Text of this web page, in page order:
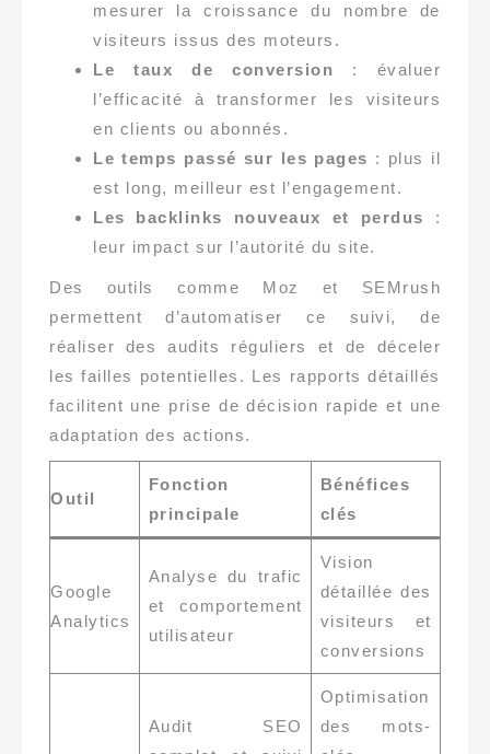
mesurer la croissance du nombre de
visiteurs issus des moteurs.
Le taux de conversion : évaluer
l’efficacité à transformer les visiteurs
en clients ou abonnés.
Le temps passé sur les pages : plus il
est long, meilleur est l’engagement.
Les backlinks nouveaux et perdus :
leur impact sur l’autorité du site.
Des outils comme Moz et SEMrush
permettent d’automatiser ce suivi, de
réaliser des audits réguliers et de déceler
les failles potentielles. Les rapports détaillés
facilitent une prise de décision rapide et une
adaptation des actions.
Outil
Fonction
principale
Bénéfices
clés
Google
Analytics
Analyse du trafic
et comportement
utilisateur
Vision
détaillée des
visiteurs et
conversions
Audit SEO
Optimisation
des mots-